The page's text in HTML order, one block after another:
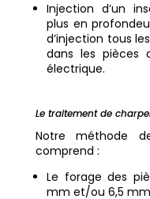
Injection d’un
plus en
d’injection tous
dans les pièces
électrique.
Le traitement de
Notre méthode
comprend :
Le forage des
mm et/ou 6,5